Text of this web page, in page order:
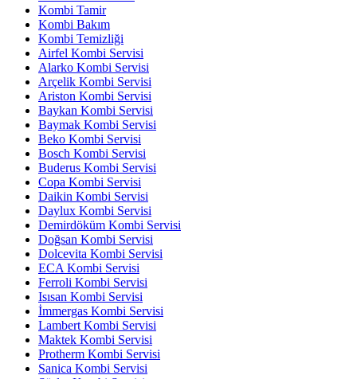
Kombi Tamir
Kombi Bakım
Kombi Temizliği
Airfel Kombi Servisi
Alarko Kombi Servisi
Arçelik Kombi Servisi
Ariston Kombi Servisi
Baykan Kombi Servisi
Baymak Kombi Servisi
Beko Kombi Servisi
Bosch Kombi Servisi
Buderus Kombi Servisi
Copa Kombi Servisi
Daikin Kombi Servisi
Daylux Kombi Servisi
Demirdöküm Kombi Servisi
Doğsan Kombi Servisi
Dolcevita Kombi Servisi
ECA Kombi Servisi
Ferroli Kombi Servisi
Isısan Kombi Servisi
İmmergas Kombi Servisi
Lambert Kombi Servisi
Maktek Kombi Servisi
Protherm Kombi Servisi
Sanica Kombi Servisi